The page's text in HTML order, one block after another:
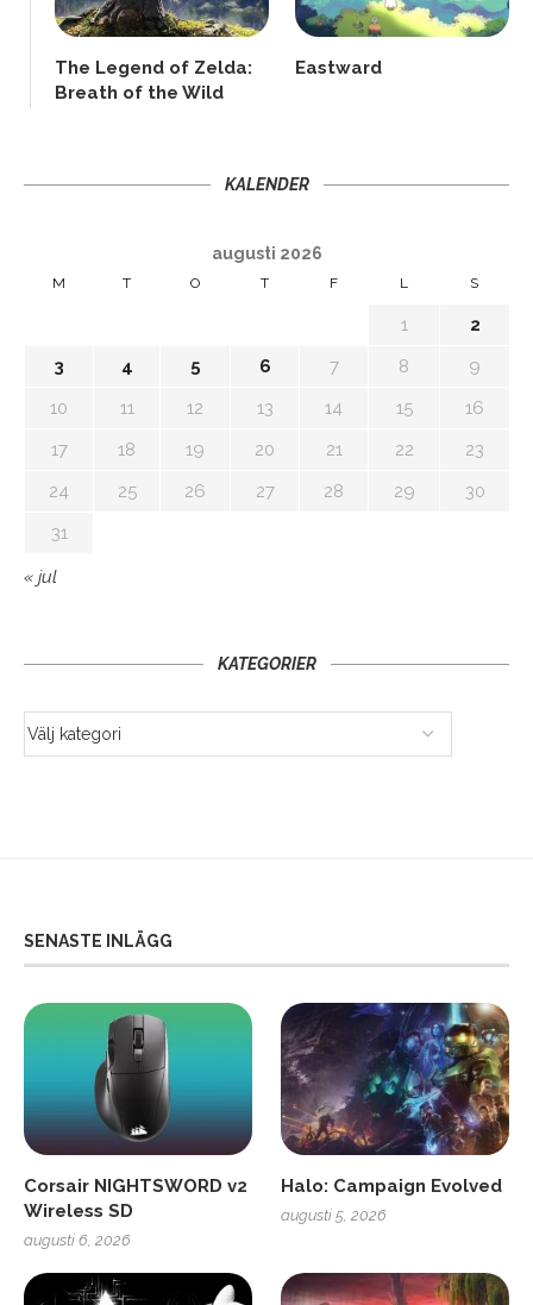
The Legend of Zelda:
Breath of the Wild
Eastward
KALENDER
augusti 2026
M T O T F L S
1
2
3
4 5 6 7 8
9
10
11 12 13 14 15
16
17
18 19 20 21 22
23
24
25 26 27 28 29
30
31
« jul
KATEGORIER
SENASTE INLÄGG
Corsair NIGHTSWORD v2
Wireless SD
augusti 6, 2026
Halo: Campaign Evolved
augusti 5, 2026